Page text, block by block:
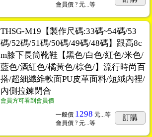
會員價 ? 元...等
THSG-M19【製作尺碼:33碼~54碼/53
碼/52碼/51碼/50碼/49碼/48碼】跟高8c
m膝下長筒靴鞋【黑色/白色/紅色/米色/
藍色/酒紅色/橘黃色/棕色/】流行時尚百
搭/超細纖維軟面PU皮革面料/短絨內裡/
內側拉鍊閉合
會員方可看到會員價
一般價 1298 元...等
會員價 ? 元...等
訂購